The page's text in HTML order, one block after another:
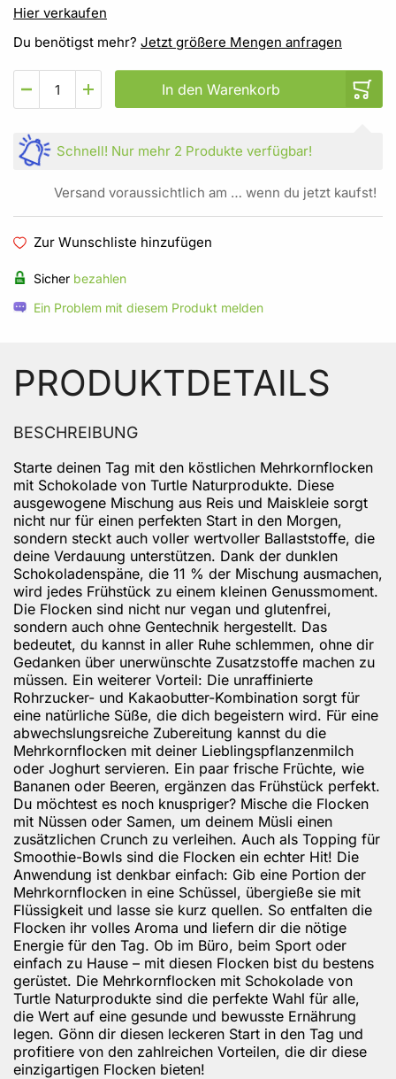
Hier verkaufen
Du benötigst mehr? Jetzt größere Mengen anfragen
In den Warenkorb
Schnell! Nur mehr 2 Produkte verfügbar!
Versand voraussichtlich am … wenn du jetzt kaufst!
Zur Wunschliste hinzufügen
Sicher bezahlen
Ein Problem mit diesem Produkt melden
PRODUKTDETAILS
BESCHREIBUNG
Starte deinen Tag mit den köstlichen Mehrkornflocken
mit Schokolade von Turtle Naturprodukte. Diese
ausgewogene Mischung aus Reis und Maiskleie sorgt
nicht nur für einen perfekten Start in den Morgen,
sondern steckt auch voller wertvoller Ballaststoffe, die
deine Verdauung unterstützen. Dank der dunklen
Schokoladenspäne, die 11 % der Mischung ausmachen,
wird jedes Frühstück zu einem kleinen Genussmoment.
Die Flocken sind nicht nur vegan und glutenfrei,
sondern auch ohne Gentechnik hergestellt. Das
bedeutet, du kannst in aller Ruhe schlemmen, ohne dir
Gedanken über unerwünschte Zusatzstoffe machen zu
müssen. Ein weiterer Vorteil: Die unraffinierte
Rohrzucker- und Kakaobutter-Kombination sorgt für
eine natürliche Süße, die dich begeistern wird. Für eine
abwechslungsreiche Zubereitung kannst du die
Mehrkornflocken mit deiner Lieblingspflanzenmilch
oder Joghurt servieren. Ein paar frische Früchte, wie
Bananen oder Beeren, ergänzen das Frühstück perfekt.
Du möchtest es noch knuspriger? Mische die Flocken
mit Nüssen oder Samen, um deinem Müsli einen
zusätzlichen Crunch zu verleihen. Auch als Topping für
Smoothie-Bowls sind die Flocken ein echter Hit! Die
Anwendung ist denkbar einfach: Gib eine Portion der
Mehrkornflocken in eine Schüssel, übergieße sie mit
Flüssigkeit und lasse sie kurz quellen. So entfalten die
Flocken ihr volles Aroma und liefern dir die nötige
Energie für den Tag. Ob im Büro, beim Sport oder
einfach zu Hause – mit diesen Flocken bist du bestens
gerüstet. Die Mehrkornflocken mit Schokolade von
Turtle Naturprodukte sind die perfekte Wahl für alle,
die Wert auf eine gesunde und bewusste Ernährung
legen. Gönn dir diesen leckeren Start in den Tag und
profitiere von den zahlreichen Vorteilen, die dir diese
einzigartigen Flocken bieten!